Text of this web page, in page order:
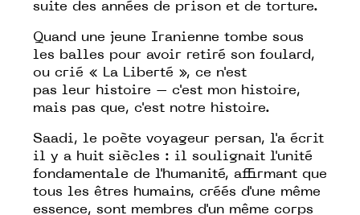
suite des années de prison et de torture.
Quand une jeune Iranienne tombe sous
les balles pour avoir retiré son foulard,
ou crié « La Liberté », ce n'est
pas leur histoire – c'est mon histoire,
mais pas que, c'est notre histoire.
Saadi, le poète voyageur persan, l'a écrit
il y a huit siècles : il soulignait l'unité
fondamentale de l'humanité, affirmant que
tous les êtres humains, créés d'une même
essence, sont membres d'un même corps